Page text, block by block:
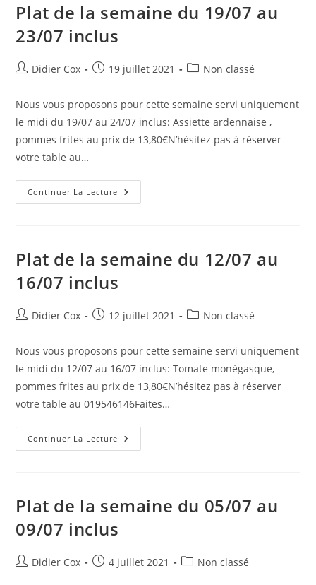
Plat de la semaine du 19/07 au
23/07 inclus
Didier Cox 19 juillet 2021 Non classé
Nous vous proposons pour cette semaine servi uniquement
le midi du 19/07 au 24/07 inclus: Assiette ardennaise ,
pommes frites au prix de 13,80€N’hésitez pas à réserver
votre table au…
Continuer La Lecture
Plat de la semaine du 12/07 au
16/07 inclus
Didier Cox 12 juillet 2021 Non classé
Nous vous proposons pour cette semaine servi uniquement
le midi du 12/07 au 16/07 inclus: Tomate monégasque,
pommes frites au prix de 13,80€N’hésitez pas à réserver
votre table au 019546146Faites…
Continuer La Lecture
Plat de la semaine du 05/07 au
09/07 inclus
Didier Cox 4 juillet 2021 Non classé